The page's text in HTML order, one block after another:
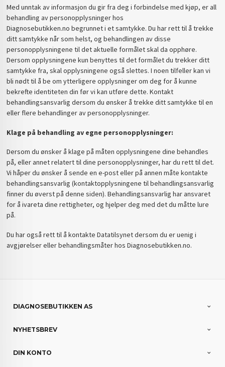
Med unntak av informasjon du gir fra deg i forbindelse med kjøp, er all
behandling av personopplysninger hos
Diagnosebutikken.no begrunnet i et samtykke. Du har rett til å trekke
ditt samtykke når som helst, og behandlingen av disse
personopplysningene til det aktuelle formålet skal da opphøre.
Dersom opplysningene kun benyttes til det formålet du trekker ditt
samtykke fra, skal opplysningene også slettes. I noen tilfeller kan vi
bli nødt til å be om ytterligere opplysninger om deg for å kunne
bekrefte identiteten din før vi kan utføre dette. Kontakt
behandlingsansvarlig dersom du ønsker å trekke ditt samtykke til en
eller flere behandlinger av personopplysninger.
Klage på behandling av egne personopplysninger:
Dersom du ønsker å klage på måten opplysningene dine behandles
på, eller annet relatert til dine personopplysninger, har du rett til det.
Vi håper du ønsker å sende en e-post eller på annen måte kontakte
behandlingsansvarlig (kontaktopplysningene til behandlingsansvarlig
finner du øverst på denne siden). Behandlingsansvarlig har ansvaret
for å ivareta dine rettigheter, og hjelper deg med det du måtte lure
på.
Du har også rett til å kontakte Datatilsynet dersom du er uenig i
avgjørelser eller behandlingsmåter hos Diagnosebutikken.no.
DIAGNOSEBUTIKKEN AS
NYHETSBREV
DIN KONTO